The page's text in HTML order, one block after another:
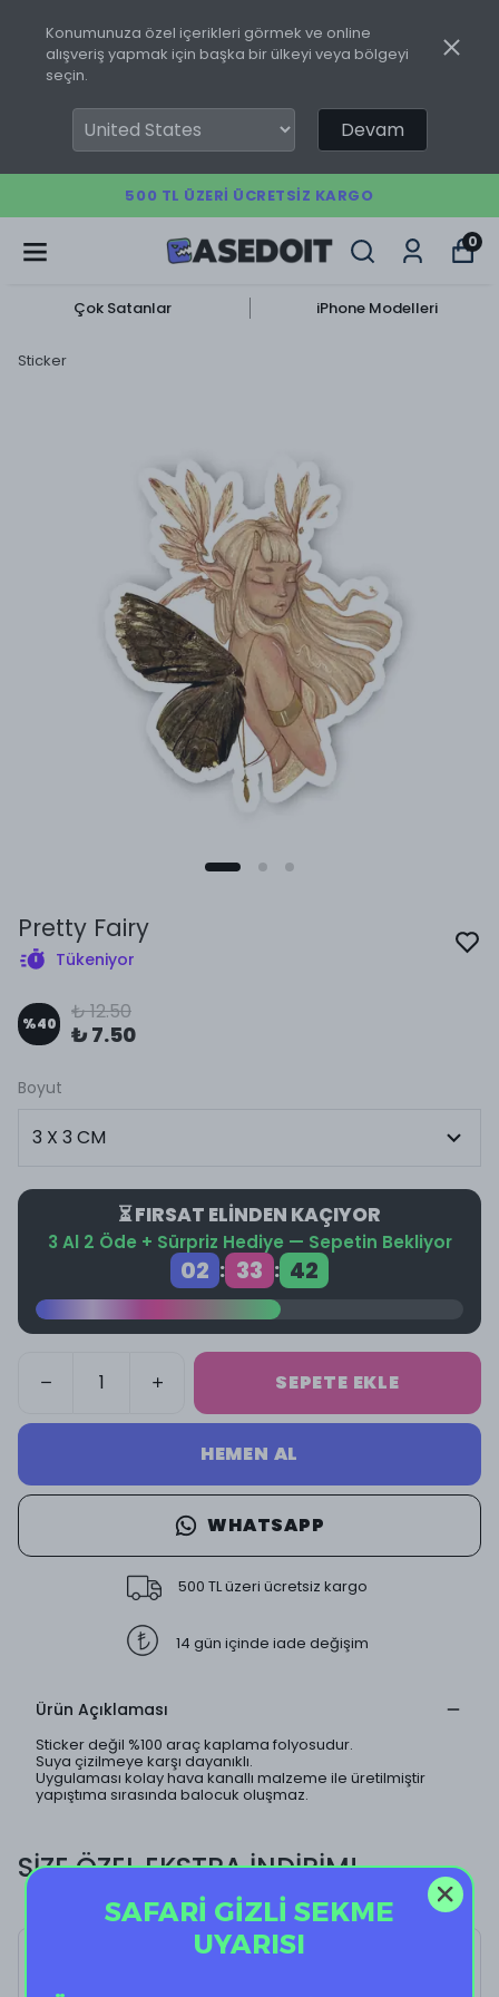
Konumunuza özel içerikleri görmek ve online
alışveriş yapmak için başka bir ülkeyi veya bölgeyi
seçin.
Devam
500 TL ÜZERI ÜCRETSIZ KARGO
0
Çok Satanlar iPhone Modelleri
Sticker
Pretty Fairy
Tükeniyor
%40 ₺ 12.50
₺ 7.50
Boyut
⏳ FIRSAT ELİNDEN KAÇIYOR
3 Al 2 Öde + Sürpriz Hediye — Sepetin Bekliyor
02 : 33 : 42
SEPETE EKLE
HEMEN AL
WHATSAPP
500 TL üzeri ücretsiz kargo
14 gün içinde iade değişim
Ürün Açıklaması
Sticker değil %100 araç kaplama folyosudur.
Suya çizilmeye karşı dayanıklı.
Uygulaması kolay hava kanallı malzeme ile üretilmiştir
yapıştıma sırasında balocuk oluşmaz.
SİZE ÖZEL EKSTRA İNDİRİM!
SAFARİ GİZLİ SEKME
UYARISI